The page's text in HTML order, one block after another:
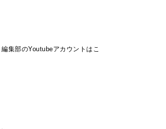
編集部のYoutubeアカウントはこ